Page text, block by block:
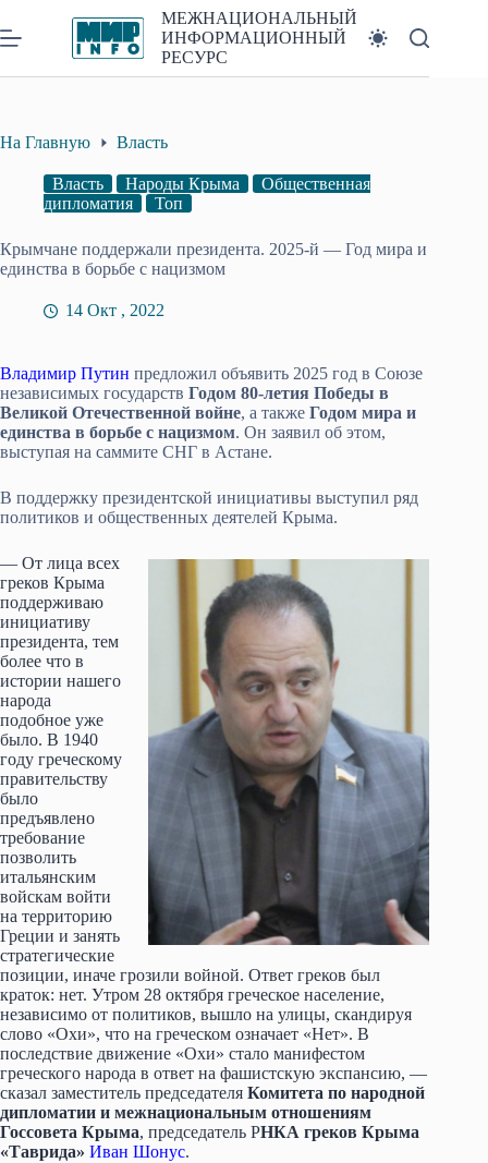
к
сути
МЕЖНАЦИОНАЛЬНЫЙ
ИНФОРМАЦИОННЫЙ
РЕСУРС
На Главную Власть
Власть Народы Крыма
Общественная
дипломатия
Топ
Крымчане поддержали президента. 2025-й — Год мира и
единства в борьбе с нацизмом
14 Окт , 2022
Владимир Путин предложил объявить 2025 год в Союзе
независимых государств Годом 80-летия Победы в
Великой Отечественной войне, а также Годом мира и
единства в борьбе с нацизмом. Он заявил об этом,
выступая на саммите СНГ в Астане.
В поддержку президентской инициативы выступил ряд
политиков и общественных деятелей Крыма.
— От лица всех
греков Крыма
поддерживаю
инициативу
президента, тем
более что в
истории нашего
народа
подобное уже
было. В 1940
году греческому
правительству
было
предъявлено
требование
позволить
итальянским
войскам войти
на территорию
Греции и занять
стратегические
позиции, иначе грозили войной. Ответ греков был
краток: нет. Утром 28 октября греческое население,
независимо от политиков, вышло на улицы, скандируя
слово «Охи», что на греческом означает «Нет». В
последствие движение «Охи» стало манифестом
греческого народа в ответ на фашистскую экспансию, —
сказал заместитель председателя Комитета по народной
дипломатии и межнациональным отношениям
Госсовета Крыма, председатель РНКА греков Крыма
«Таврида» Иван Шонус.